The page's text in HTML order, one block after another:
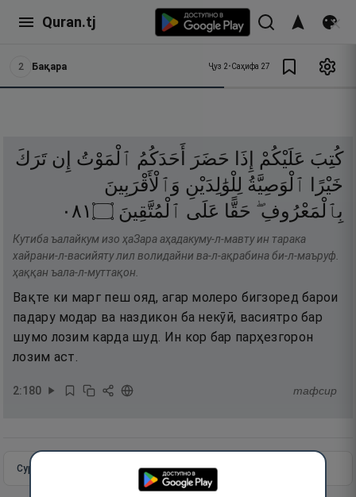
Quran.tj
2 Бақара Ҷуз 2•Саҳифа 27
كُتِبَ عَلَيْكُمْ إِذَا حَضَرَ أَحَدَكُمُ ٱلْمَوْتُ إِن تَرَكَ
خَيْرًا
ٱلْوَصِيَّةُ لِلْوَٰلِدَيْنِ وَٱلْأَقْرَبِينَ
بِٱلْمَعْرُوفِ ۖ حَقًّا عَلَى ٱلْمُتَّقِينَ ۝١٨٠
Кутиба ъалайкум изо ҳаЗара аҳадакуму-л-мавту ин тарака
хайрани-л-васийяту лил волидайни ва-л-ақрабина би-л-маъруф.
ҳаққан ъала-л-муттақон.
Вақте ки марг пеш ояд, агар молеро бигзоред барои
падару модар ва наздикон ба некӯӣ, васиятро бар
шумо лозим карда шуд. Ин кор бар парҳезгорон
лозим аст.
2:180 тафсир
Сураи пурра Идома додан